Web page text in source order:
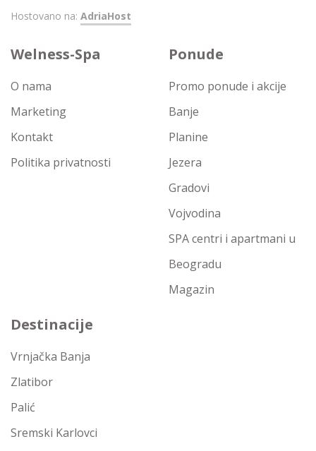
Hostovano na: AdriaHost
Welness-Spa
O nama
Marketing
Kontakt
Politika privatnosti
Ponude
Promo ponude i akcije
Banje
Planine
Jezera
Gradovi
Vojvodina
SPA centri i apartmani u
Beogradu
Magazin
Destinacije
Vrnjačka Banja
Zlatibor
Palić
Sremski Karlovci